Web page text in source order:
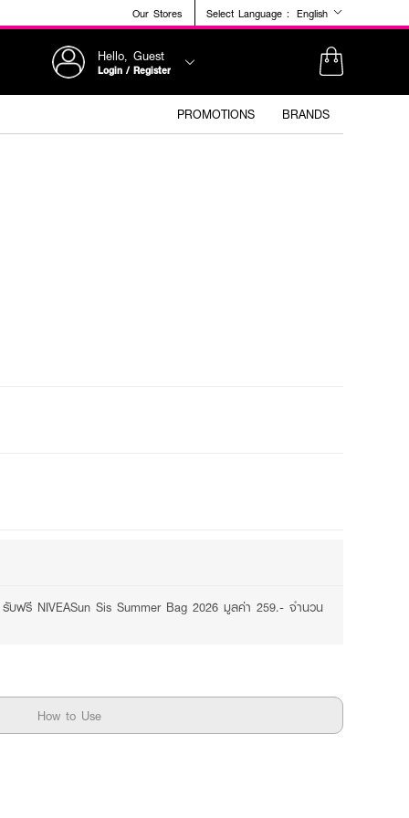
Our Stores Select Language : English
Hello, Guest
Login / Register
PROMOTIONS BRANDS
ฟรี NIVEASun Sis Summer Bag 2026 มูลค่า 259.- จำนวน
How to Use